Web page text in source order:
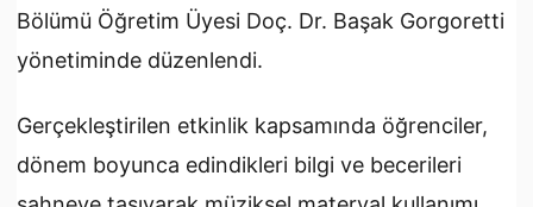
Bölümü Öğretim Üyesi Doç. Dr. Başak Gorgoretti
yönetiminde düzenlendi.
Gerçekleştirilen etkinlik kapsamında öğrenciler,
dönem boyunca edindikleri bilgi ve becerileri